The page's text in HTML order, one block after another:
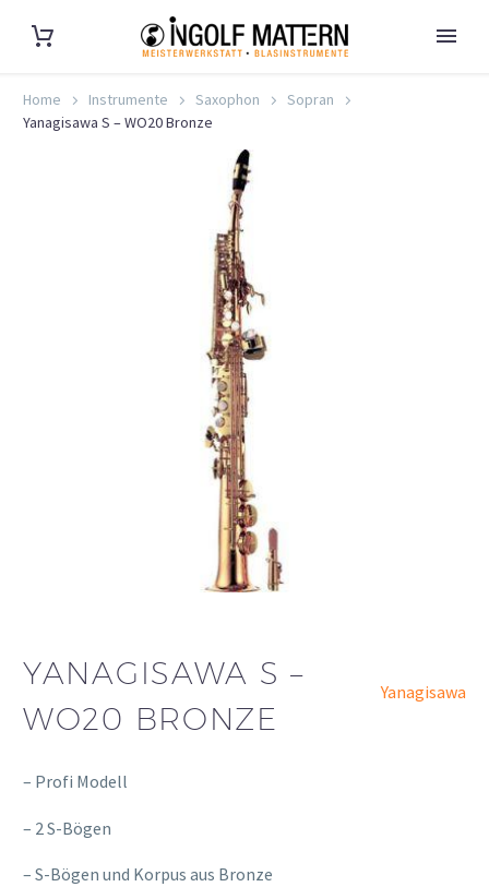
Home Instrumente Saxophon
Sopran
Yanagisawa S – WO20 Bronze
YANAGISAWA S –
WO20 BRONZE
Yanagisawa
– Profi Modell
– 2 S-Bögen
– S-Bögen und Korpus aus Bronze